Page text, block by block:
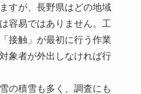
すが、長野県はどの地域
容易ではありません。工
接触」が最初に行う作業
象者が外出しなければ行
の積雪も多く、調査にも